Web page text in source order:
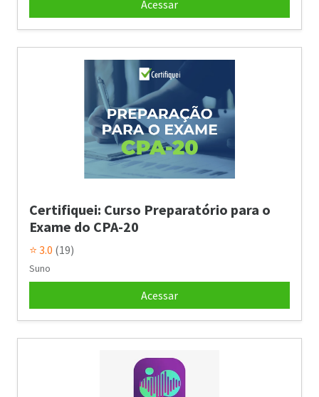
Acessar
Certifiquei: Curso Preparatório para o
Exame do CPA-20
⭐ 3.0 (19)
Suno
Acessar